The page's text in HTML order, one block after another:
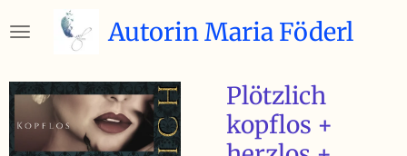
Hauptinhalt
Autorin Maria Föderl
Plötzlich
kopflos +